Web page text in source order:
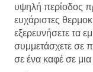
υψηλή περίοδος
ευχάριστες
εξερευνήσετε τα
συμμετάσχετε σε
σε ένα καφέ σε